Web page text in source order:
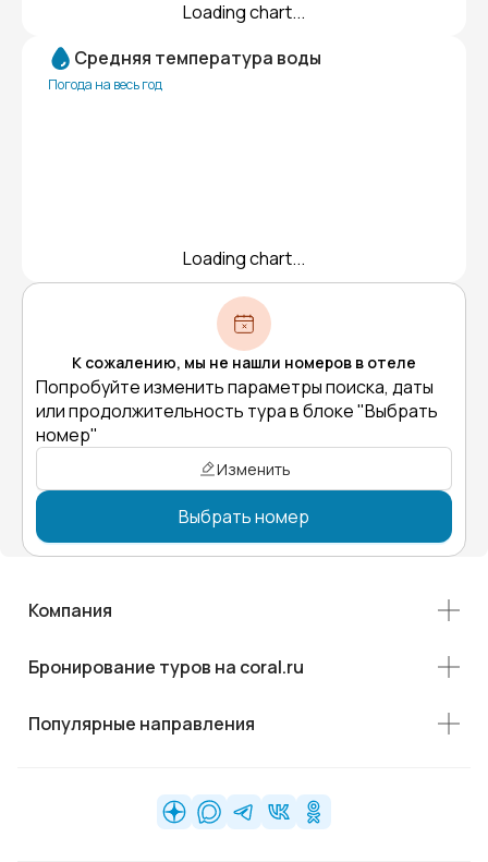
Loading chart...
Средняя температура воды
Погода на весь год
Loading chart...
К сожалению, мы не нашли номеров в отеле
Попробуйте изменить параметры поиска, даты
или продолжительность тура в блоке "Выбрать
номер"
Изменить
Выбрать номер
Компания
Бронирование туров на coral.ru
Популярные направления